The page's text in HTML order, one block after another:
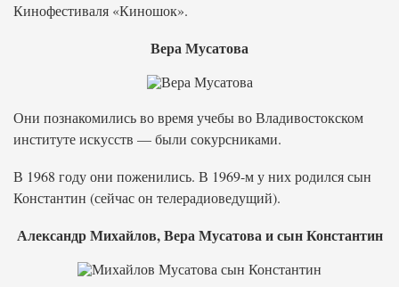
Кинофестиваля «Киношок».
Вера Мусатова
Они познакомились во время учебы во Владивостокском
институте искусств — были сокурсниками.
В 1968 году они поженились. В 1969-м у них родился сын
Константин (сейчас он телерадиоведущий).
Александр Михайлов, Вера Мусатова и сын Константин